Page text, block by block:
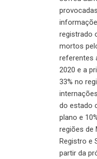
registrado
mortos
referentes
2020 e a
33% no
do estado
plano e
regiões de
Registro e
partir da